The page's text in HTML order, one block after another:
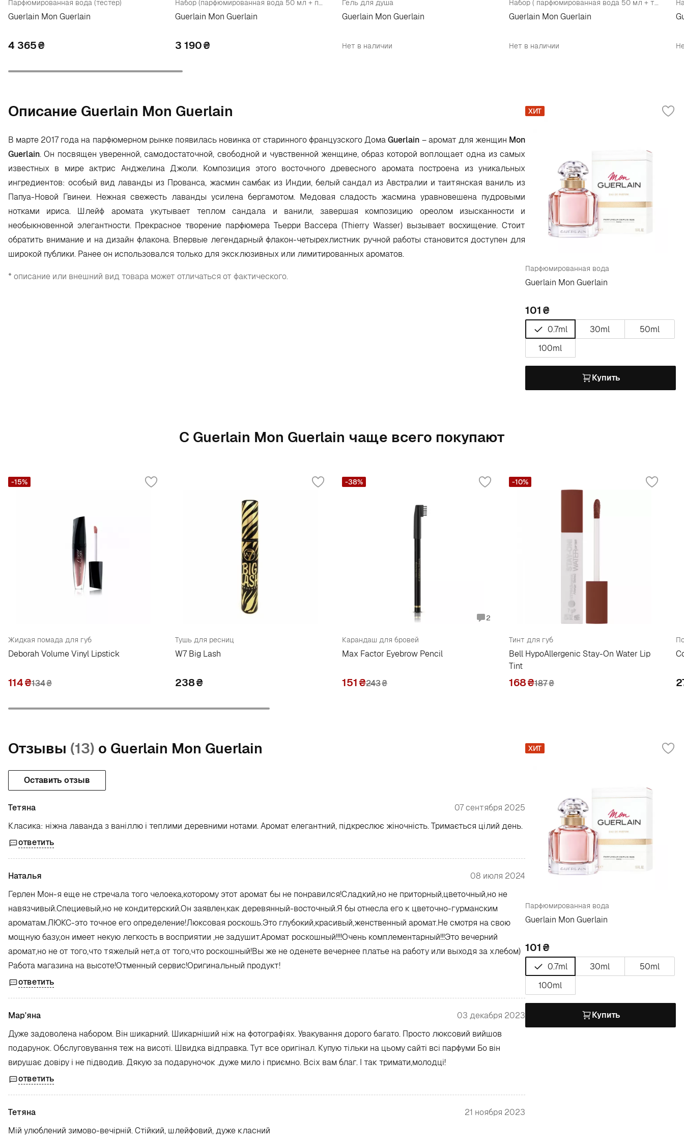
Парфюмированная вода (тестер)
Guerlain Mon Guerlain
4 365₴
Набор (парфюмированная вода 50 мл + парфюмированная вода 5 мл + лосьон для тела 75 мл)
Guerlain Mon Guerlain
3 190₴
Гель для душа
Guerlain Mon Guerlain
Нет в наличии
Набор ( парфюмированная вода 50 мл + тушь Cils D`Enfer черная )
Guerlain Mon Guerlain
Нет в наличии
Oписание Guerlain Mon Guerlain
В марте 2017 года на парфюмерном рынке появилась новинка от старинного французского ДомаGuerlain – аромат для женщин Mon
Guerlain. Он посвящен уверенной, самодостаточной, свободной и чувственной женщине, образ которой воплощает одна из самых
известных в мире актрис Анджелина Джоли. Композиция этого восточного древесного аромата построена из уникальных
ингредиентов: особый вид лаванды из Прованса, жасмин самбак из Индии, белый сандал из Австралии и таитянская ваниль из
Папуа-Новой Гвинеи. Нежная свежесть лаванды усилена бергамотом. Медовая сладость жасмина уравновешена пудровыми
нотками ириса. Шлейф аромата укутывает теплом сандала и ванили, завершая композицию ореолом изысканности и
необыкновенной элегантности. Прекрасное творение парфюмера Тьерри Вассера (Thierry Wasser) вызывает восхищение. Стоит
обратить внимание и на дизайн флакона. Впервые легендарный флакон-четырехлистник ручной работы становится доступен для
широкой публики. Ранее он использовался только для эксклюзивных или лимитированных ароматов.
* описание или внешний вид товара может отличаться от фактического.
Парфюмированная вода
Guerlain Mon Guerlain
101
0.7ml 30ml
50ml
100ml
Купить
ХИТ
С Guerlain Mon Guerlain чаще всего покупают
Жидкая помада для губ
Deborah Volume Vinyl Lipstick
114₴134₴
-15%
Тушь для ресниц
W7 Big Lash
238₴
2
Карандаш для бровей
Max Factor Eyebrow Pencil
151₴243₴
-38%
Тинт для губ
Bell HypoAllergenic Stay-On Water Lip
Tint
168₴187₴
-10%
Отзывы (13) о Guerlain Mon Guerlain
Оставить отзыв
Тетяна
07 сентября 2025
Класика: ніжна лаванда з ваніллю і теплими деревними нотами. Аромат елегантний, підкреслює жіночність. Тримається цілий день.
ответить
Наталья
08 июля 2024
Герлен Мон-я еще не стречала того челоека,которому этот аромат бы не понравился!Сладкий,но не приторный,цветочный,но не
навязчивый.Специевый,но не кондитерский.Он заявлен,как деревянный-восточный.Я бы отнесла его к цветочно-гурманским
ароматам.ЛЮКС-это точное его определение!Люксовая роскошь.Это глубокий,красивый,женственный аромат.Не смотря на свою
мощную базу,он имеет некую легкость в восприятии ,не задушит.Аромат роскошный!!!!Очень комплементарный!!!Это вечерний
аромат,но не от того,что тяжелый нет,а от того,что роскошный!Вы же не оденете вечернее платье на работу или выходя за хлебом)
Работа магазина на высоте!Отменный сервис!Оригинальный продукт!
ответить
Мар'яна
03 декабря 2023
Дуже задоволена набором. Він шикарний. Шикарніший ніж на фотографіях. Увакування дорого багато. Просто люксовий вийшов
подарунок. Обслуговування теж на висоті. Швидка відправка. Тут все оригінал. Купую тільки на цьому сайті всі парфуми Бо він
вирушає довіру і не підводив. Дякую за подаруночок .дуже мило і приємно. Всіх вам благ. І так тримати,молодці!
ответить
Тетяна
21 ноября 2023
Мій улюблений зимово-вечірній. Стійкий, шлейфовий, дуже класний
Парфюмированная вода
Guerlain Mon Guerlain
101
0.7ml 30ml
50ml
100ml
Купить
ХИТ